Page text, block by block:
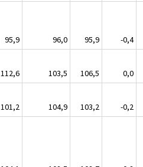
95,9 96,0 95,9
-0,4
112,6 103,5 106,5
0,0
101,2 104,9 103,2
-0,2